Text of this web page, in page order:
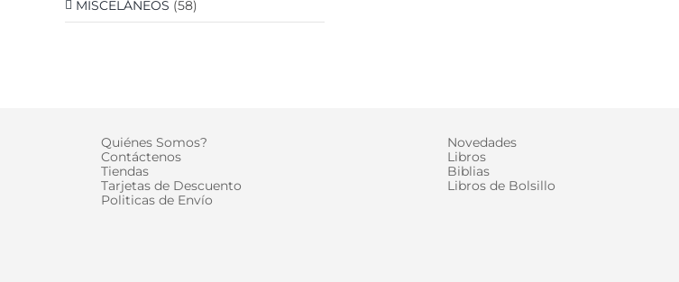
MISCELÁNEOS (58)
Quiénes Somos?
Contáctenos
Tiendas
Tarjetas de Descuento
Politicas de Envío
Novedades
Libros
Biblias
Libros de Bolsillo